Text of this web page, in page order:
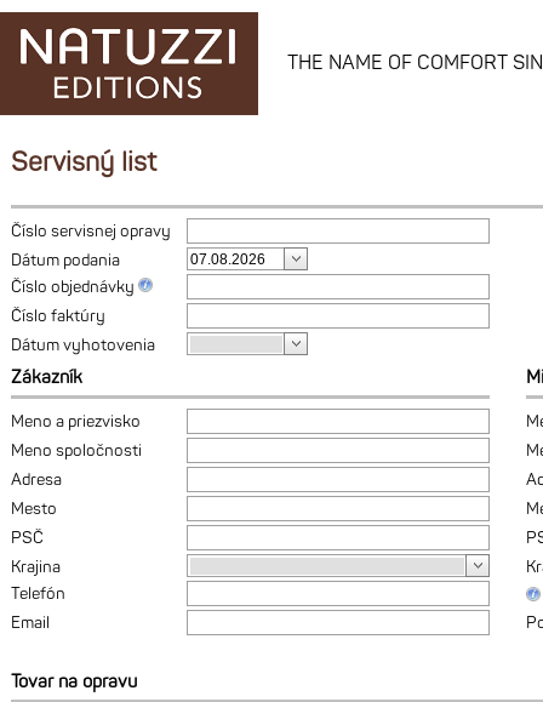
THE NAME OF COMFORT
Servisný list
Číslo servisnej opravy
Dátum podania
Číslo objednávky
Číslo faktúry
Dátum vyhotovenia
Zákazník
Meno a priezvisko
Meno spoločnosti
Adresa
Mesto
PSČ
Krajina
Telefón
Email
Tovar na opravu